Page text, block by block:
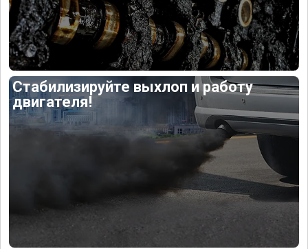
Стабилизируйте выхлоп и работу
двигателя!